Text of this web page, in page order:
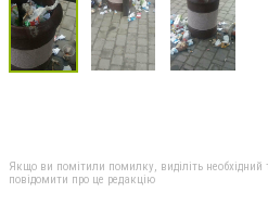
Якщо ви помітили помилку, виділіть необхідний
повідомити про це редакцію